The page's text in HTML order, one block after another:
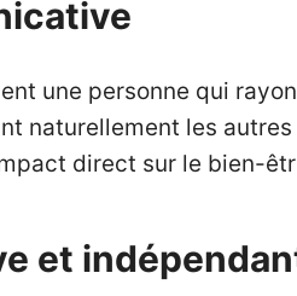
une personne qui
naturellement les
direct sur le bien-
et